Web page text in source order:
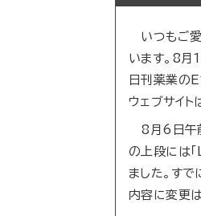
いつもご愛
います。8月
日刊薬業のE
ウェブサイト
8月6日午
の上段には
ました。す
内容に変更